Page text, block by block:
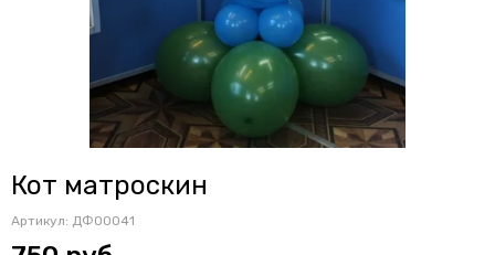
Кот матроскин
Артикул: ДФ00041